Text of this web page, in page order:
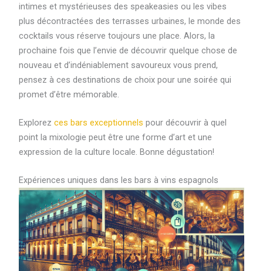
intimes et mystérieuses des speakeasies ou les vibes
plus décontractées des terrasses urbaines, le monde des
cocktails vous réserve toujours une place. Alors, la
prochaine fois que l’envie de découvrir quelque chose de
nouveau et d’indéniablement savoureux vous prend,
pensez à ces destinations de choix pour une soirée qui
promet d’être mémorable.
Explorez ces bars exceptionnels pour découvrir à quel
point la mixologie peut être une forme d’art et une
expression de la culture locale. Bonne dégustation!
Expériences uniques dans les bars à vins espagnols